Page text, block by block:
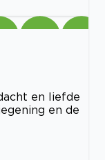
en liefde
en de